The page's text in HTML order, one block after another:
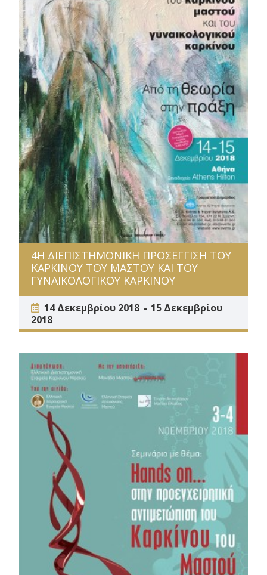
4Η ΔΙΕΠΙΣΤΗΜΟΝΙΚΗ ΠΡΟΣΕΓΓΙΣΗ ΤΟΥ
ΚΑΡΚΙΝΟΥ ΤΟΥ ΜΑΣΤΟΥ ΚΑΙ ΤΟΥ
ΓΥΝΑΙΚΟΛΟΓΙΚΟΥ ΚΑΡΚΙΝΟΥ
14 Δεκεμβρίου 2018
15 Δεκεμβρίου
2018